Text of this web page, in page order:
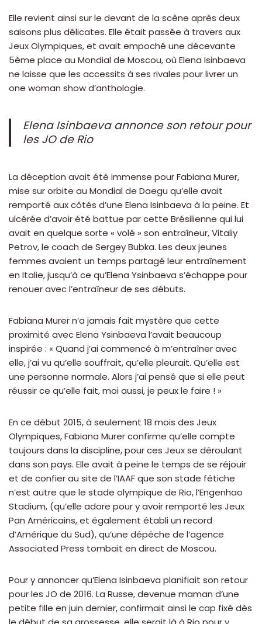
Elle revient ainsi sur le devant de la scène après deux
saisons plus délicates. Elle était passée à travers aux
Jeux Olympiques, et avait empoché une décevante
5ème place au Mondial de Moscou, où Elena Isinbaeva
ne laisse que les accessits à ses rivales pour livrer un
one woman show d’anthologie.
Elena Isinbaeva annonce son retour pour
les JO de Rio
La déception avait été immense pour Fabiana Murer,
mise sur orbite au Mondial de Daegu qu’elle avait
remporté aux côtés d’une Elena Isinbaeva à la peine. Et
ulcérée d’avoir été battue par cette Brésilienne qui lui
avait en quelque sorte « volé » son entraîneur, Vitaliy
Petrov, le coach de Sergey Bubka. Les deux jeunes
femmes avaient un temps partagé leur entraînement
en Italie, jusqu’à ce qu’Elena Ysinbaeva s’échappe pour
renouer avec l’entraîneur de ses débuts.
Fabiana Murer n’a jamais fait mystère que cette
proximité avec Elena Ysinbaeva l’avait beaucoup
inspirée : « Quand j’ai commencé à m’entraîner avec
elle, j’ai vu qu’elle souffrait, qu’elle pleurait. Qu’elle est
une personne normale. Alors j’ai pensé que si elle peut
réussir ce qu’elle fait, moi aussi, je peux le faire ! »
En ce début 2015, à seulement 18 mois des Jeux
Olympiques, Fabiana Murer confirme qu’elle compte
toujours dans la discipline, pour ces Jeux se déroulant
dans son pays. Elle avait à peine le temps de se réjouir
et de confier au site de l’IAAF que son stade fétiche
n’est autre que le stade olympique de Rio, l’Engenhao
Stadium, (qu’elle adore pour y avoir remporté les Jeux
Pan Américains, et également établi un record
d’Amérique du Sud), qu’une dépêche de l’agence
Associated Press tombait en direct de Moscou.
Pour y annoncer qu’Elena Isinbaeva planifiait son retour
pour les JO de 2016. La Russe, devenue maman d’une
petite fille en juin dernier, confirmait ainsi le cap fixé dès